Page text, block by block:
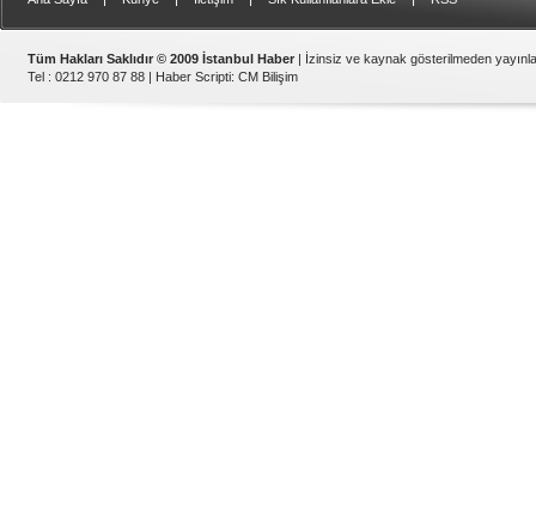
Tüm Hakları Saklıdır © 2009 İstanbul Haber | İzinsiz ve kaynak gösterilmeden
Tel : 0212 970 87 88 | Haber Scripti: CM Bilişim